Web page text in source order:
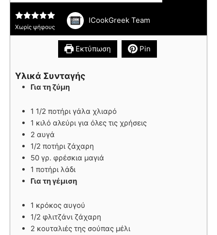
Χωρίς ψήφους
ICookGreek Team
Εκτύπωση Pin
Υλικά Συνταγής
Για τη ζύμη
1 1/2 ποτήρι γάλα χλιαρό
1 κιλό αλεύρι για όλες τις χρήσεις
2 αυγά
1/2 ποτήρι ζάχαρη
50 γρ. φρέσκια μαγιά
1 ποτήρι λάδι
Για τη γέμιση
1 κρόκος αυγού
1/2 φλιτζάνι ζάχαρη
2 κουταλιές της σούπας μέλι